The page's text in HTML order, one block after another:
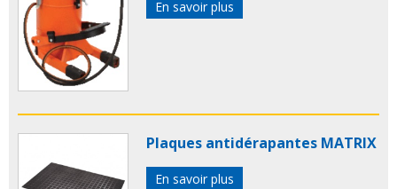
En savoir plus
Plaques antidérapantes MATRIX
En savoir plus